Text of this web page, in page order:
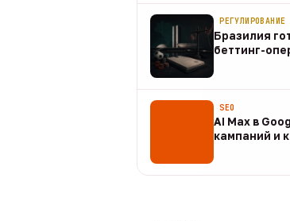
РЕГУЛИРОВАНИЕ
Бразилия
беттинг-
SEO
AI Max в
кампаний и